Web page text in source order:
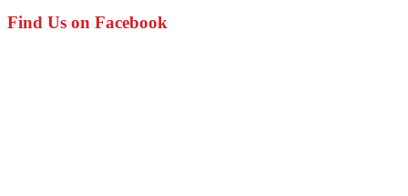
Find Us on Facebook